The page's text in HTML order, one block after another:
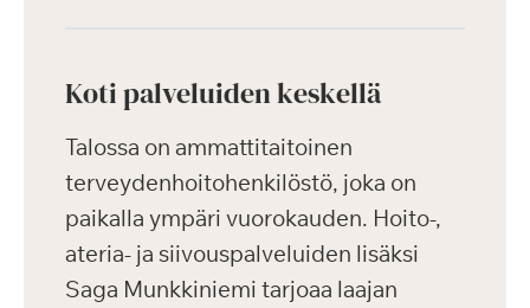
Koti palveluiden keskellä
Talossa on ammattitaitoinen
terveydenhoitohenkilöstö, joka on
paikalla ympäri vuorokauden. Hoito-,
ateria- ja siivouspalveluiden lisäksi
Saga Munkkiniemi tarjoaa laajan